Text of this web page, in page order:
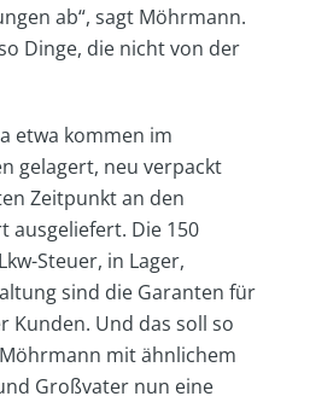
ab“, sagt Möhrmann.
Dinge, die nicht von der
etwa kommen im
gelagert, neu verpackt
Zeitpunkt an den
ausgeliefert. Die 150
Steuer, in Lager,
sind die Garanten für
Kunden. Und das soll so
mit ähnlichem
Großvater nun eine